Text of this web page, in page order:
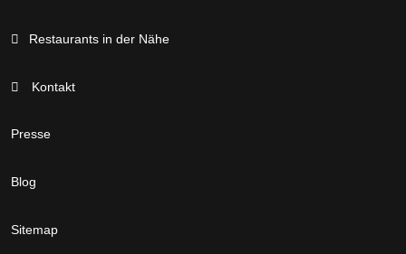
Restaurants in der Nähe
Kontakt
Presse
Blog
Sitemap